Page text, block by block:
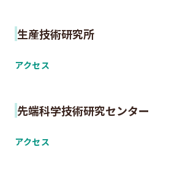
生産技術研究所
アクセス
先端科学技術研究センター
アクセス